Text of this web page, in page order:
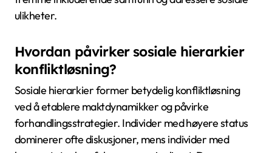
kulturer prioritere meritokrati, der makt er knyttet til
individuelle prestasjoner.
I tillegg kan begrepet makt være flytende; i noen
kulturer er det assosiert med rikdom, mens det i
andre kan stamme fra åndelig eller samfunnsmessig
ledelse. Å forstå disse variasjonene forbedrer
tverrkulturell kommunikasjon og samarbeid.